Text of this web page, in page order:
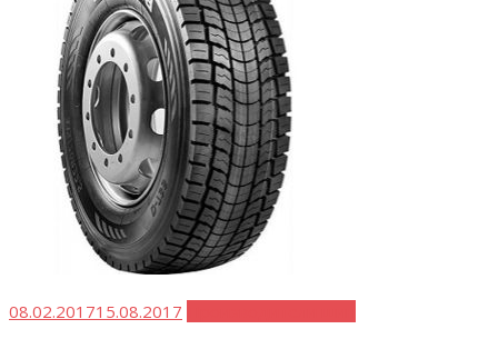
Опубликовано
08.02.201715.08.2017